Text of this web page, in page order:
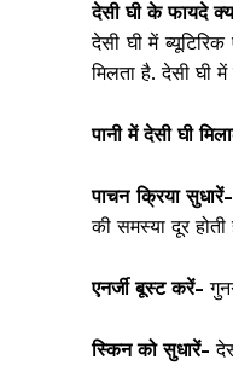
देसी घी के फायदे
देसी घी में
मिलता है. देसी घी
पानी में देसी घी
पाचन क्रिया सुधारें-
की समस्या दूर होती
एनर्जी बूस्ट करें-
स्किन को सुधारें-